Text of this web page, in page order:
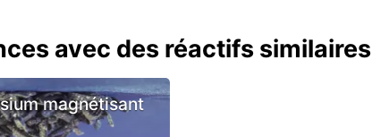
avec des réactifs similaires
magnétisant